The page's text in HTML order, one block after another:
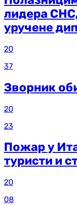
лидера
уручене
20
37
Зворник
20
23
Пожар у
туристи и
20
08